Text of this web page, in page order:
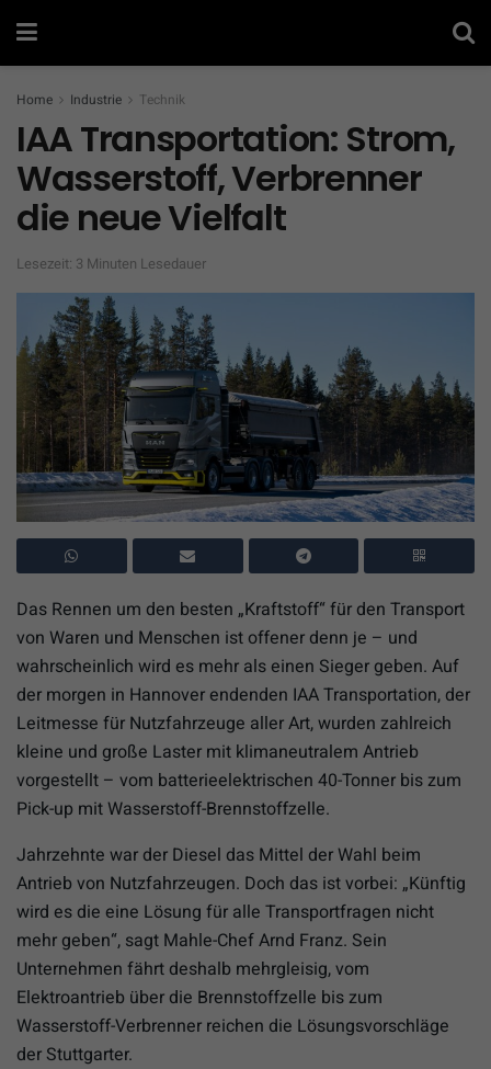
Home Industrie Technik
IAA Transportation: Strom,
Wasserstoff, Verbrenner
die neue Vielfalt
Lesezeit: 3 Minuten Lesedauer
Das Rennen um den besten „Kraftstoff“ für den Transport
von Waren und Menschen ist offener denn je – und
wahrscheinlich wird es mehr als einen Sieger geben. Auf
der morgen in Hannover endenden IAA Transportation, der
Leitmesse für Nutzfahrzeuge aller Art, wurden zahlreich
kleine und große Laster mit klimaneutralem Antrieb
vorgestellt – vom batterieelektrischen 40-Tonner bis zum
Pick-up mit Wasserstoff-Brennstoffzelle.
Jahrzehnte war der Diesel das Mittel der Wahl beim
Antrieb von Nutzfahrzeugen. Doch das ist vorbei: „Künftig
wird es die eine Lösung für alle Transportfragen nicht
mehr geben“, sagt Mahle-Chef Arnd Franz. Sein
Unternehmen fährt deshalb mehrgleisig, vom
Elektroantrieb über die Brennstoffzelle bis zum
Wasserstoff-Verbrenner reichen die Lösungsvorschläge
der Stuttgarter.